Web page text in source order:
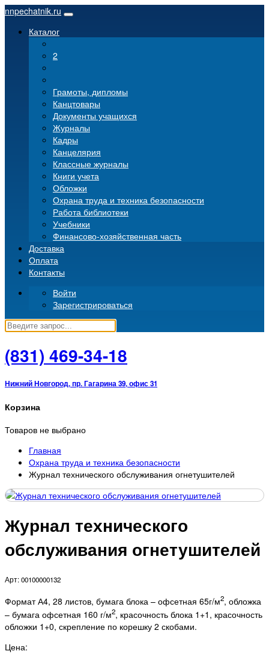
nnpechatnik.ru
Каталог
2
Грамоты, дипломы
Канцтовары
Документы учащихся
Журналы
Кадры
Канцелярия
Классные журналы
Книги учета
Обложки
Охрана труда и техника безопасности
Работа библиотеки
Учебники
Финансово-хозяйственная часть
Доставка
Оплата
Контакты
Войти
Зарегистрироваться
(831) 469-34-18
Нижний Новгород, пр. Гагарина 39, офис 31
Корзина
Товаров не выбрано
Главная
Охрана труда и техника безопасности
Журнал технического обслуживания огнетушителей
Журнал технического
обслуживания огнетушителей
Арт: 00100000132
Формат А4, 28 листов, бумага блока – офсетная 65г/м2, обложка
– бумага офсетная 160 г/м2, красочность блока 1+1, красочность
обложки 1+0, скрепление по корешку 2 скобами.
Цена: